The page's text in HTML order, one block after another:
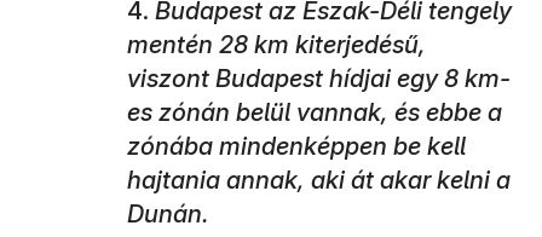
Budapest az Észak-Déli tengely
mentén 28 km kiterjedésű,
viszont Budapest hídjai egy 8 km-
es zónán belül vannak, és ebbe a
zónába mindenképpen be kell
hajtania annak, aki át akar kelni a
Dunán.